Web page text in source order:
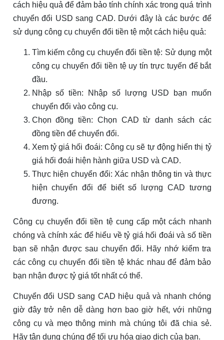
cách hiệu quả để đảm bảo tính chính xác trong quá trình
chuyển đổi USD sang CAD. Dưới đây là các bước để
sử dụng công cụ chuyển đổi tiền tệ một cách hiệu quả:
Tìm kiếm công cụ chuyển đổi tiền tệ: Sử dụng một
công cụ chuyển đổi tiền tệ uy tín trực tuyến để bắt
đầu.
Nhập số tiền: Nhập số lượng USD bạn muốn
chuyển đổi vào công cụ.
Chọn đồng tiền: Chọn CAD từ danh sách các
đồng tiền để chuyển đổi.
Xem tỷ giá hối đoái: Công cụ sẽ tự động hiển thị tỷ
giá hối đoái hiện hành giữa USD và CAD.
Thực hiện chuyển đổi: Xác nhận thông tin và thực
hiện chuyển đổi để biết số lượng CAD tương
đương.
Công cụ chuyển đổi tiền tệ cung cấp một cách nhanh
chóng và chính xác để hiểu về tỷ giá hối đoái và số tiền
bạn sẽ nhận được sau chuyển đổi. Hãy nhớ kiểm tra
các công cụ chuyển đổi tiền tệ khác nhau để đảm bảo
bạn nhận được tỷ giá tốt nhất có thể.
Chuyển đổi USD sang CAD hiệu quả và nhanh chóng
giờ đây trở nên dễ dàng hơn bao giờ hết, với những
công cụ và mẹo thông minh mà chúng tôi đã chia sẻ.
Hãy tận dụng chúng để tối ưu hóa giao dịch của bạn.